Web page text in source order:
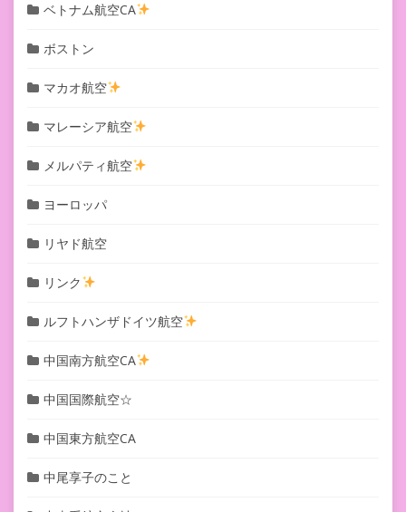
ベトナム航空CA
ボストン
マカオ航空
マレーシア航空
メルパティ航空
ヨーロッパ
リヤド航空
リンク
ルフトハンザドイツ航空
中国南方航空CA
中国国際航空☆
中国東方航空CA
中尾享子のこと